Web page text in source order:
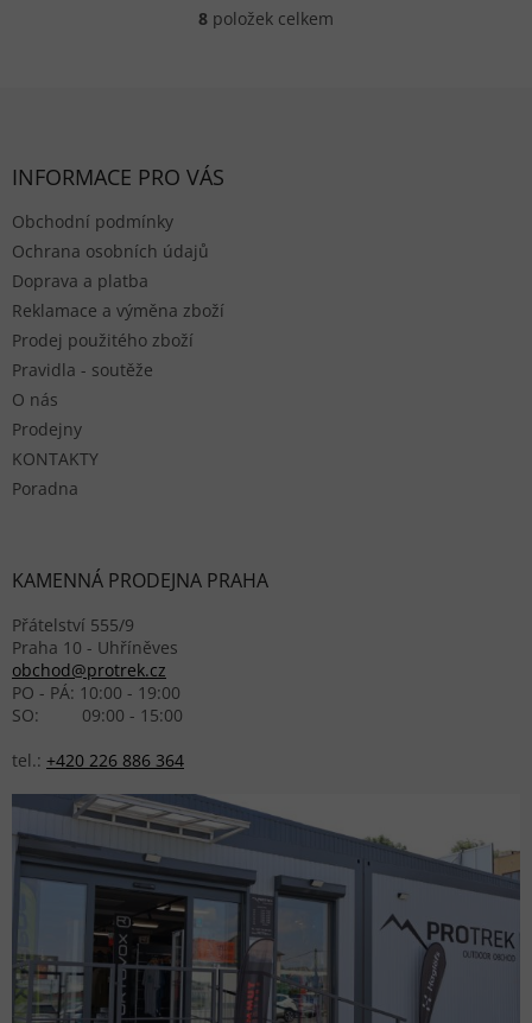
Ovládací prvky výpisu
8 položek celkem
INFORMACE PRO VÁS
Obchodní podmínky
Ochrana osobních údajů
Doprava a platba
Reklamace a výměna zboží
Prodej použitého zboží
Pravidla - soutěže
O nás
Prodejny
KONTAKTY
Poradna
KAMENNÁ PRODEJNA PRAHA
Přátelství 555/9
Praha 10 - Uhříněves
obchod@protrek.cz
PO - PÁ: 10:00 - 19:00
SO: 09:00 - 15:00
tel.: +420 226 886 364